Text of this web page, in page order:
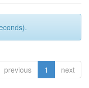
previous 1 next